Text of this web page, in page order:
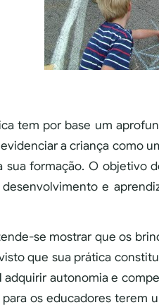
tem por base um
a criança como
sua formação. O objetivo
e
se mostrar que os
que sua prática
autonomia e
os educadores terem